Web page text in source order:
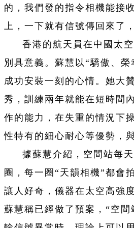
的，我們發的指令相機能接
上，一下就有信號傳回來了
香港的航天員在中國太
別具意義。蘇慧以“驕傲、
成功安裝一刻的心情。她大
秀，訓練兩年就能在短時間
作的能力，在失重的情況下
性特有的細心耐心等優勢，
據蘇慧介紹，空間站每
圈，每一圈“天韻相機”都會
讓人好奇，儀器在太空高強
蘇慧稱已經做了預案，“空